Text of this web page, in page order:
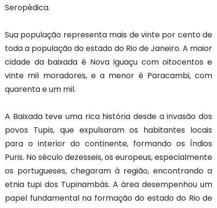
Seropédica.
Sua população representa mais de vinte por cento de
toda a população do estado do Rio de Janeiro. A maior
cidade da baixada é Nova Iguaçu com oitocentos e
vinte mil moradores, e a menor é Paracambi, com
quarenta e um mil.
A Baixada teve uma rica história desde a invasão dos
povos Tupis, que expulsaram os habitantes locais
para o interior do continente, formando os Índios
Puris. No século dezesseis, os europeus, especialmente
os portugueses, chegaram à região, encontrando a
etnia tupi dos Tupinambás. A área desempenhou um
papel fundamental na formação do estado do Rio de